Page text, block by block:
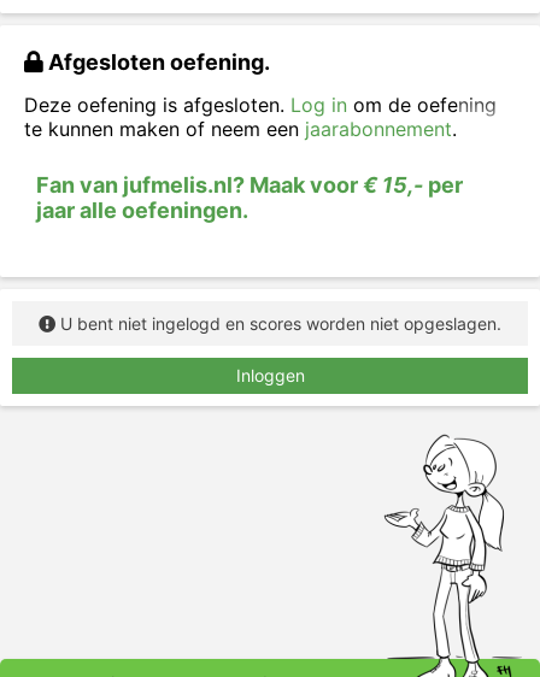
Afgesloten oefening.
Deze oefening is afgesloten. Log in om de oefening
te kunnen maken of neem een jaarabonnement.
Fan van jufmelis.nl? Maak voor€ 15,- per
jaar alle oefeningen.
U bent niet ingelogd en scores worden niet opgeslagen.
Inloggen